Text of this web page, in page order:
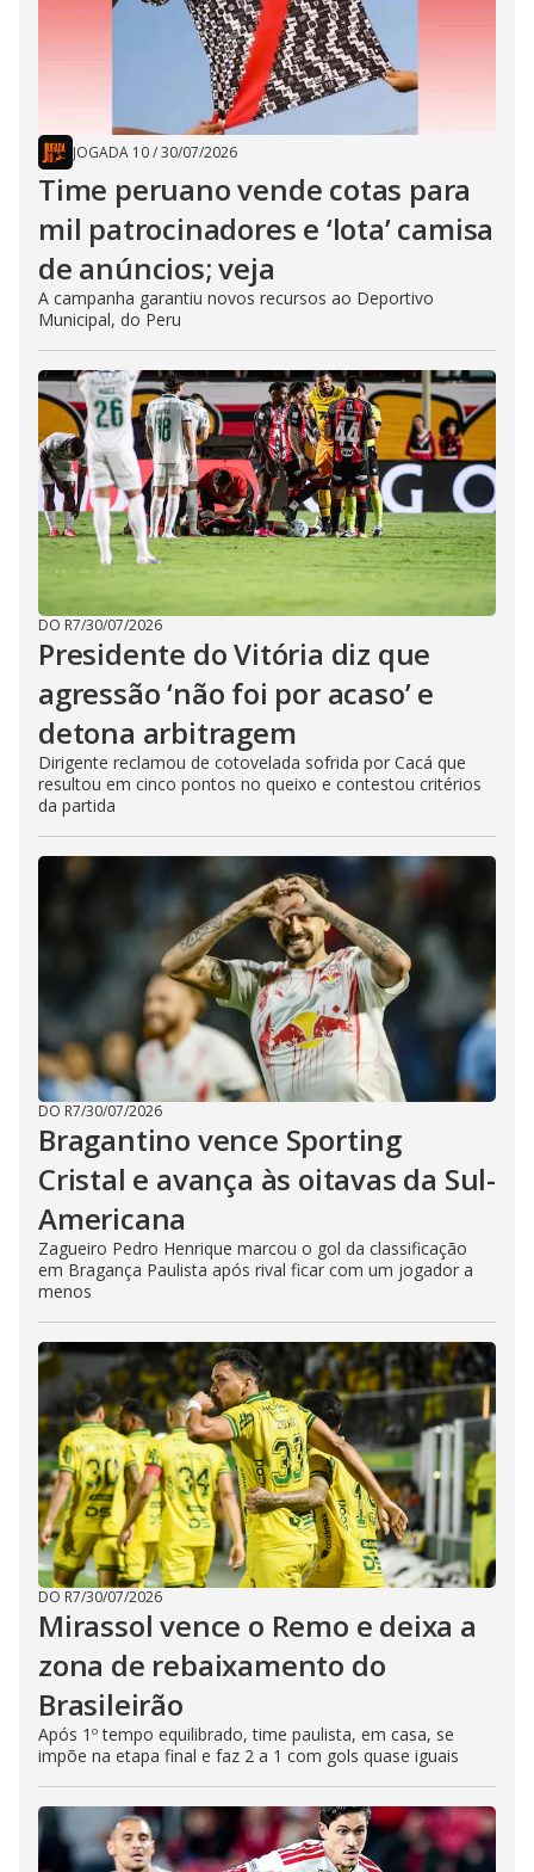
JOGADA 10/30/07/2026
Time peruano vende cotas para
mil patrocinadores e ‘lota’ camisa
de anúncios; veja
A campanha garantiu novos recursos ao Deportivo
Municipal, do Peru
DO R7/30/07/2026
Presidente do Vitória diz que
agressão ‘não foi por acaso’ e
detona arbitragem
Dirigente reclamou de cotovelada sofrida por Cacá que
resultou em cinco pontos no queixo e contestou critérios
da partida
DO R7/30/07/2026
Bragantino vence Sporting
Cristal e avança às oitavas da Sul-
Americana
Zagueiro Pedro Henrique marcou o gol da classificação
em Bragança Paulista após rival ficar com um jogador a
menos
DO R7/30/07/2026
Mirassol vence o Remo e deixa a
zona de rebaixamento do
Brasileirão
Após 1º tempo equilibrado, time paulista, em casa, se
impõe na etapa final e faz 2 a 1 com gols quase iguais